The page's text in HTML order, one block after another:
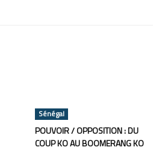
Sénégal
POUVOIR / OPPOSITION : DU
COUP KO AU BOOMERANG KO